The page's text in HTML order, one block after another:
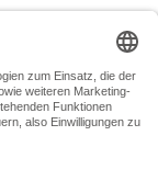
9:30 - 16 Uhr)